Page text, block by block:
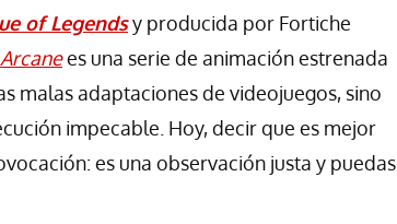
of Legendsy producida por Fortiche
Arcanees una serie de animación estrenada
malas adaptaciones de videojuegos, sino
impecable. Hoy, decir que es mejor
es una observación justa y puedas